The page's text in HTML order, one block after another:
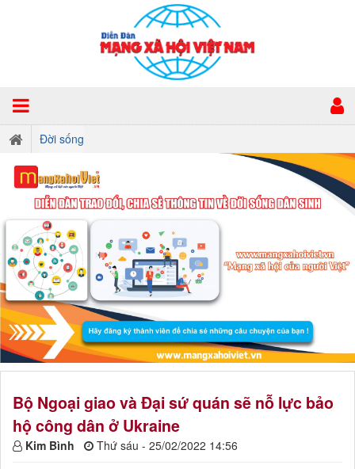
Đời sống
Bộ Ngoại giao và Đại sứ quán sẽ nỗ lực bảo
hộ công dân ở Ukraine
Kim Bình Thứ sáu - 25/02/2022 14:56